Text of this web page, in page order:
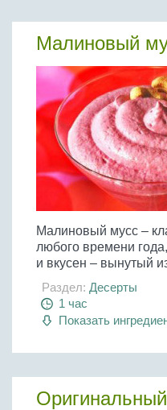
Малиновый
Малиновый мусс –
любого времени
и вкусен – вынутый
Раздел: Десерты
1 час
Показать